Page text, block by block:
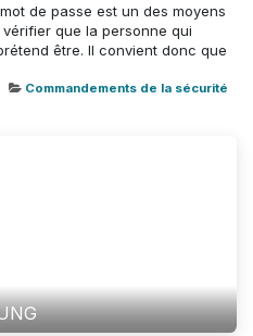
de passe est un des moyens
que la personne qui
être. Il convient donc que
Commandements de la sécurité